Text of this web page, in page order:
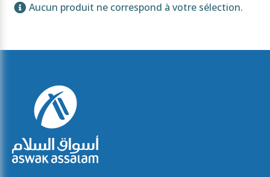
Aucun produit ne correspond à votre sélection.